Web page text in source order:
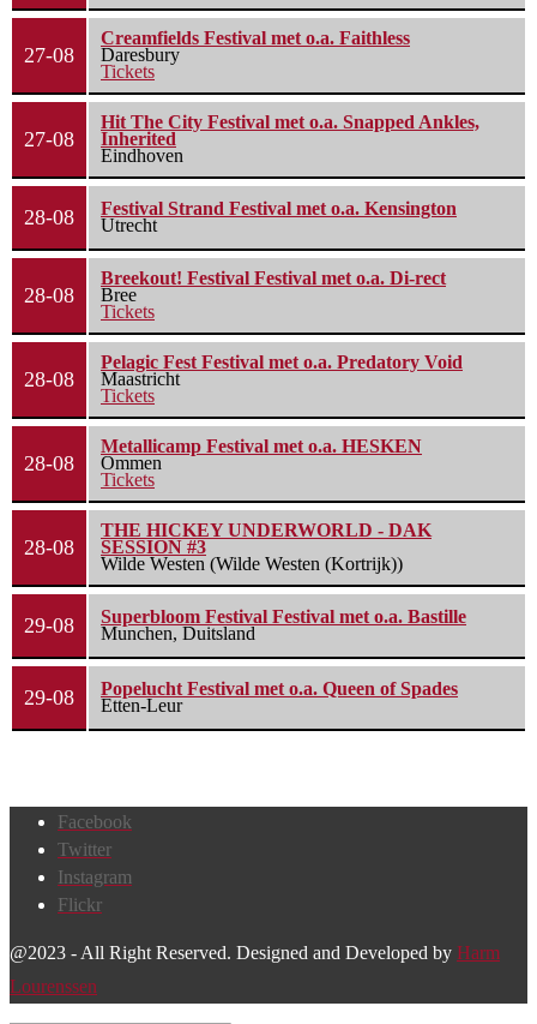
27-08
Creamfields Festival met o.a. Faithless
Daresbury
Tickets
27-08
Hit The City Festival met o.a. Snapped Ankles,
Inherited
Eindhoven
28-08
Festival Strand Festival met o.a. Kensington
Utrecht
28-08
Breekout! Festival Festival met o.a. Di-rect
Bree
Tickets
28-08
Pelagic Fest Festival met o.a. Predatory Void
Maastricht
Tickets
28-08
Metallicamp Festival met o.a. HESKEN
Ommen
Tickets
28-08
THE HICKEY UNDERWORLD - DAK
SESSION #3
Wilde Westen (Wilde Westen (Kortrijk))
29-08
Superbloom Festival Festival met o.a. Bastille
Munchen, Duitsland
29-08
Popelucht Festival met o.a. Queen of Spades
Etten-Leur
Facebook
Twitter
Instagram
Flickr
@2023 - All Right Reserved. Designed and Developed by Harm
Lourenssen